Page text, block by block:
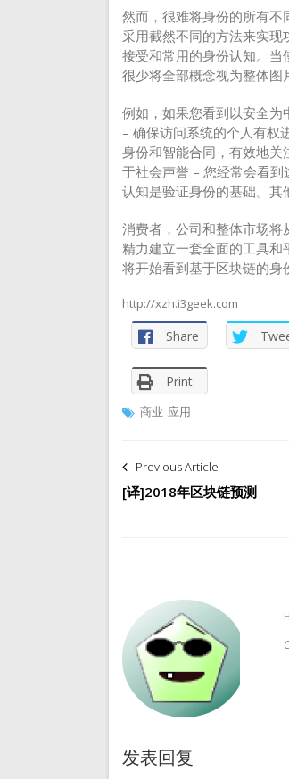
然而，很难将身份的所有
采用截然不同的方法来实现
接受和常用的身份认知。当
很少将全部概念视为整体图
例如，如果您看到以安全
– 确保访问系统的个人有权
身份和智能合同，有效地
于社会声誉 – 您经常会看
认知是验证身份的基础。其
消费者，公司和整体市场将
精力建立一套全面的工具
将开始看到基于区块链的身
http://xzh.i3geek.com
Share
Print
商业 应用
章
Previous Article
[译]2018年区块链预测
发表回复